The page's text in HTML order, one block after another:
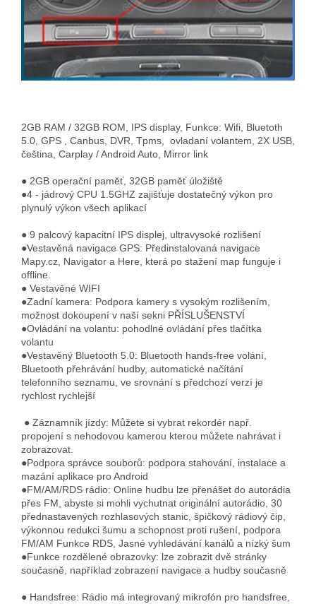
2GB RAM / 32GB ROM, IPS display, Funkce: Wifi, Bluetoth
5.0, GPS , Canbus, DVR, Tpms, ovladaní volantem, 2X USB,
čeština, Carplay / Android Auto, Mirror link
● 2GB operační paměť, 32GB paměť úložiště
●4 - jádrový CPU 1.5GHZ zajišťuje dostatečný výkon pro
plynulý výkon všech aplikací
● 9 palcový kapacitní IPS displej, ultravysoké rozlišení
●Vestavěná navigace GPS: Předinstalovaná navigace
Mapy.cz, Navigator a Here, která po stažení map funguje i
offline.
● Vestavěné WIFI
●Zadní kamera: Podpora kamery s vysokým rozlišením,
možnost dokoupení v naší sekni PŘÍSLUŠENSTVÍ
●Ovládání na volantu: pohodlné ovládání přes tlačítka
volantu
●Vestavěný Bluetooth 5.0: Bluetooth hands-free volání,
Bluetooth přehrávání hudby, automatické načítání
telefonního seznamu, ve srovnání s předchozí verzí je
rychlost rychlejší
● Záznamník jízdy: Můžete si vybrat rekordér např.
propojení s nehodovou kamerou kterou můžete nahrávat i
zobrazovat.
●Podpora správce souborů: podpora stahování, instalace a
mazání aplikace pro Android
●FM/AM/RDS rádio: Online hudbu lze přenášet do autorádia
přes FM, abyste si mohli vychutnat originální autorádio, 30
přednastavených rozhlasových stanic, špičkový rádiový čip,
výkonnou redukci šumu a schopnost proti rušení, podpora
FM/AM Funkce RDS, Jasné vyhledávání kanálů a nízký šum
●Funkce rozdělené obrazovky: lze zobrazit dvě stránky
současně, například zobrazení navigace a hudby současně
● Handsfree: Rádio má integrovaný mikrofón pro handsfree,